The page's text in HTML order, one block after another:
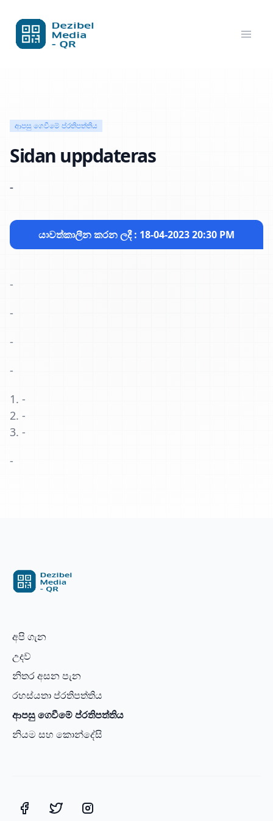
ආපසු ගෙවීමේ ප්රතිපත්තිය
Sidan uppdateras
-
යාවත්කාලීන කරන ලදී : 18-04-2023 20:30 PM
-
-
-
-
-
-
-
-
අපි ගැන
උදව්
නිතර අසන පැන
රහස්යතා ප්රතිපත්තිය
ආපසු ගෙවීමේ ප්රතිපත්තිය
නියම සහ කොන්දේසි